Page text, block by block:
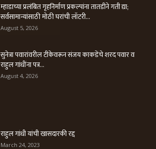
म्हाडाच्या प्रलंबित गृहनिर्माण प्रकल्पांना तातडीने गती द्या;
सर्वसामान्यांसाठी मोठी घरांची लॉटरी...
August 5, 2026
सुनेत्रा पवारांवरील टीकेवरून संजय काकडेंचे शरद पवार व
राहुल गांधींना पत्र...
August 4, 2026
राहुल गांधी यांची खासदारकी रद्द
March 24, 2023